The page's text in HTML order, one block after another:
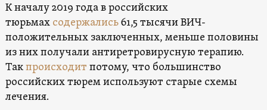
К началу 2019 года в российских
тюрьмах содержались61,5 тысячи ВИЧ-
положительных заключенных, меньше половины
из них получали антиретровирусную терапию.
Такпроисходит потому, что большинство
российских тюрем используют старые схемы
лечения.